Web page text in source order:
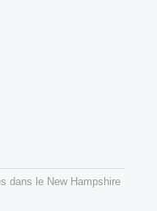
dans le New Hampshire